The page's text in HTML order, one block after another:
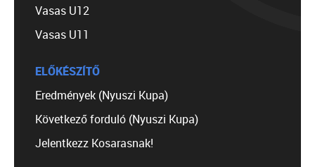
Vasas U12
Vasas U11
ELŐKÉSZÍTŐ
Eredmények (Nyuszi Kupa)
Következő forduló (Nyuszi Kupa)
Jelentkezz Kosarasnak!